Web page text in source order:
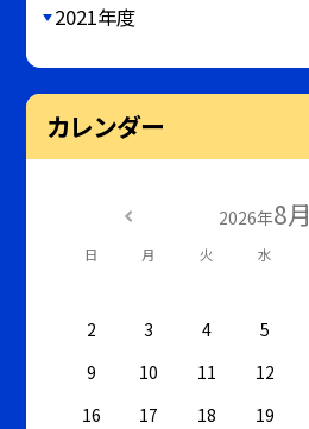
2021年度
カレンダー
2026年8月
日 月 火 水
2
3 4 5
9
10 11 12
16
17 18 19